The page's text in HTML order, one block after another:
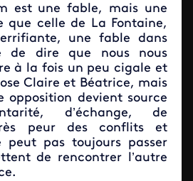
est une fable, mais une
que celle de La Fontaine,
une fable dans
de dire que nous nous
à la fois un peu cigale et
Claire et Béatrice, mais
opposition devient source
d’échange, de
peur des conflits et
pas toujours passer
de rencontrer l’autre